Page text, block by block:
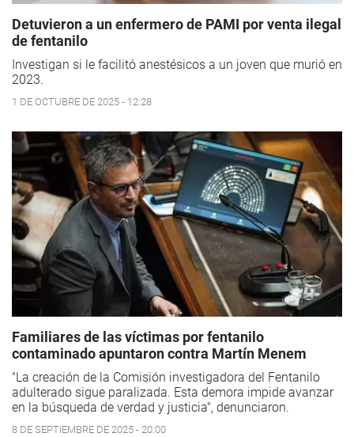
Detuvieron a un enfermero de PAMI por venta ilegal
de fentanilo
Investigan si le facilitó anestésicos a un joven que murió en
2023.
1 DE OCTUBRE DE 2025 - 12:28
Familiares de las víctimas por fentanilo
contaminado apuntaron contra Martín Menem
"La creación de la Comisión investigadora del Fentanilo
adulterado sigue paralizada. Esta demora impide avanzar
en la búsqueda de verdad y justicia", denunciaron.
8 DE SEPTIEMBRE DE 2025 - 20:00